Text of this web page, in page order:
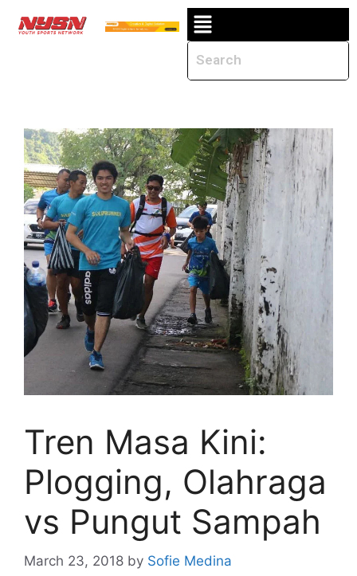
Tren Masa Kini:
Plogging, Olahraga
vs Pungut Sampah
March 23, 2018 by Sofie Medina